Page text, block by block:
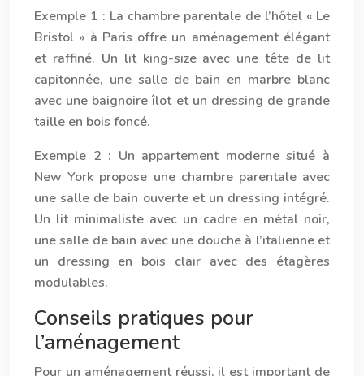
Exemple 1 : La chambre parentale de l’hôtel « Le
Bristol » à Paris offre un aménagement élégant
et raffiné. Un lit king-size avec une tête de lit
capitonnée, une salle de bain en marbre blanc
avec une baignoire îlot et un dressing de grande
taille en bois foncé.
Exemple 2 : Un appartement moderne situé à
New York propose une chambre parentale avec
une salle de bain ouverte et un dressing intégré.
Un lit minimaliste avec un cadre en métal noir,
une salle de bain avec une douche à l’italienne et
un dressing en bois clair avec des étagères
modulables.
Conseils pratiques pour
l’aménagement
Pour un aménagement réussi, il est important de